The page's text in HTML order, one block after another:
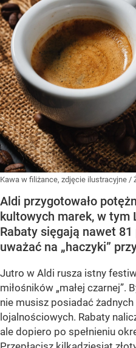
Kawa w filiżance, zdjęcie ilustracyjne /
Aldi przygotowało
kultowych marek, w tym
Rabaty sięgają nawet
uważać na „haczyki”
Jutro w Aldi rusza istny
miłośników „małej czarnej”.
nie musisz posiadać
lojalnościowych. Rabaty
ale dopiero po spełnieniu